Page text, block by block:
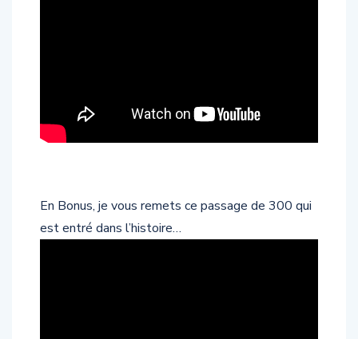
En Bonus, je vous remets ce passage de 300 qui
est entré dans l’histoire…